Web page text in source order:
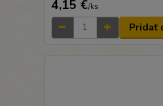
4,15 €/ks
Pridať